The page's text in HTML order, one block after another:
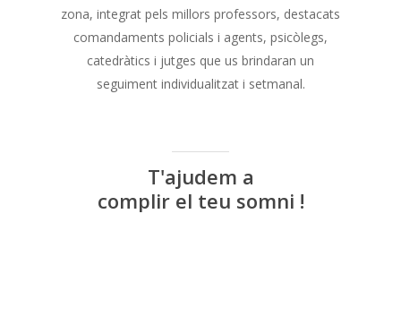
zona, integrat pels millors professors, destacats
comandaments policials i agents, psicòlegs,
catedràtics i jutges que us brindaran un
seguiment individualitzat i setmanal.
T'ajudem a
complir el teu somni !